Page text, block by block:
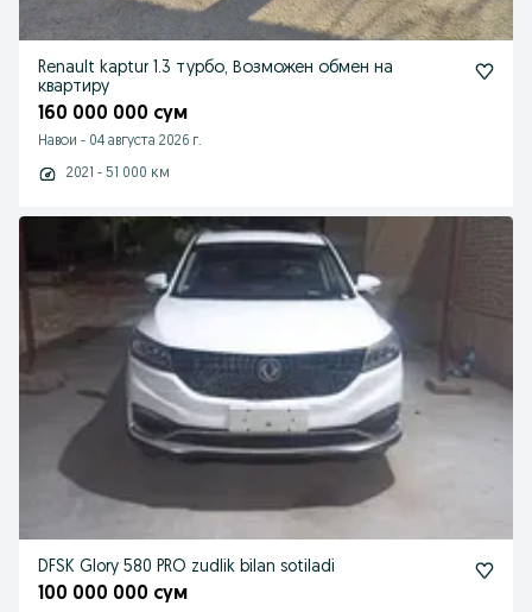
Renault kaptur 1.3 турбо, Возможен обмен на
квартиру
160 000 000 сум
Навои - 04 августа 2026 г.
2021 - 51 000 км
DFSK Glory 580 PRO zudlik bilan sotiladi
100 000 000 сум